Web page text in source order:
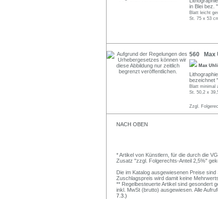
in Blei bez.
Blatt leicht
St. 75 x 53
560 Max
Max
bezeichnet
Blatt minimal
St. 50,2 x
Zzgl.
NACH OBEN
* Artikel von Künstlern, für die durch die
Zusatz "zzgl. Folgerechts-Anteil 2,5%"
Die im Katalog ausgewiesenen Preise
Zuschlagspreis wird damit keine
** Regelbesteuerte Artikel sind gesondert
inkl. MwSt (brutto) ausgewiesen. Alle
7.3.)